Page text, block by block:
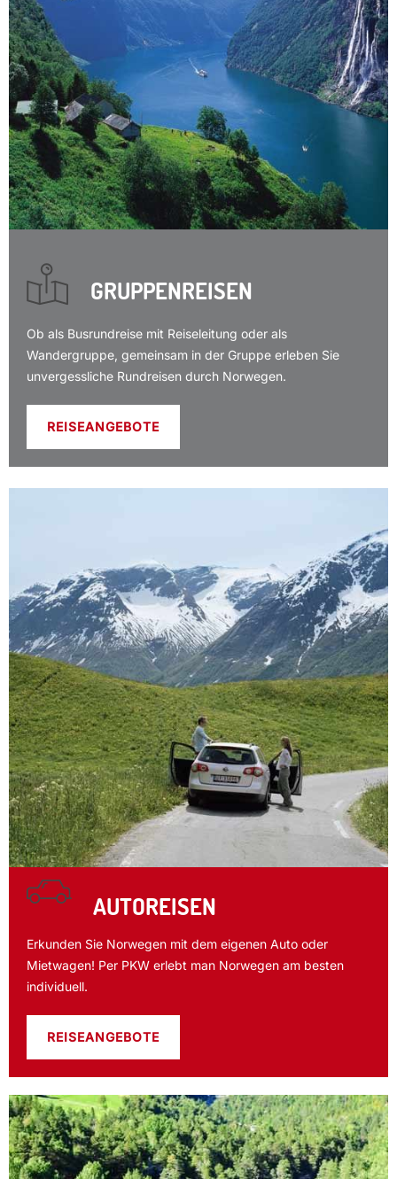
GRUPPENREISEN
Ob als Busrundreise mit Reiseleitung oder als
Wandergruppe, gemeinsam in der Gruppe erleben Sie
unvergessliche Rundreisen durch Norwegen.
REISEANGEBOTE
AUTOREISEN
Erkunden Sie Norwegen mit dem eigenen Auto oder
Mietwagen! Per PKW erlebt man Norwegen am besten
individuell.
REISEANGEBOTE